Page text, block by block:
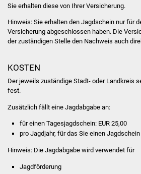
ÖPNV
Sie erhalten diese von Ihrer Versicherung.
Hinweis: Sie erhalten den Jagdschein nur für
Versicherung abgeschlossen haben. Die
der zuständigen Stelle den Nachweis auch
KOSTEN
Der jeweils zuständige Stadt- oder Landkreis
fest.
Zusätzlich fällt eine Jagdabgabe an:
für einen Tagesjagdschein: EUR 25,00
pro Jagdjahr, für das Sie einen Jagdschein
Hinweis: Die Jagdabgabe wird verwendet für
Jagdförderung